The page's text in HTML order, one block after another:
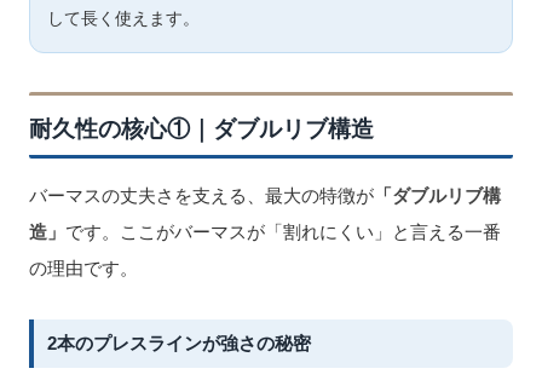
して長く使えます。
耐久性の核心①｜ダブルリブ構造
バーマスの丈夫さを支える、最大の特徴が 「ダブルリブ構
造」 です。ここがバーマスが「割れにくい」と言える一番
の理由です。
2本のプレスラインが強さの秘密